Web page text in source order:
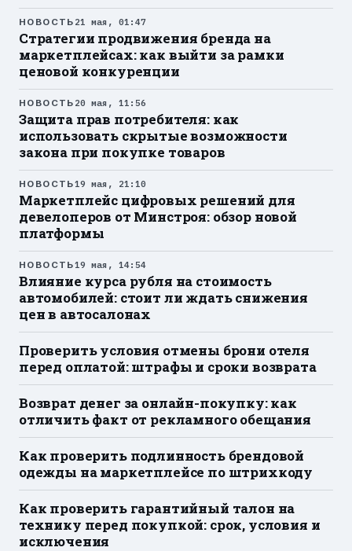
НОВОСТЬ 21 мая, 01:47
Стратегии продвижения бренда на
маркетплейсах: как выйти за рамки
ценовой конкуренции
НОВОСТЬ 20 мая, 11:56
Защита прав потребителя: как
использовать скрытые возможности
закона при покупке товаров
НОВОСТЬ19 мая, 21:10
Маркетплейс цифровых решений для
девелоперов от Минстроя: обзор новой
платформы
НОВОСТЬ19 мая, 14:54
Влияние курса рубля на стоимость
автомобилей: стоит ли ждать снижения
цен в автосалонах
Проверить условия отмены брони отеля
перед оплатой: штрафы и сроки возврата
Возврат денег за онлайн-покупку: как
отличить факт от рекламного обещания
Как проверить подлинность брендовой
одежды на маркетплейсе по штрихкоду
Как проверить гарантийный талон на
технику перед покупкой: срок, условия и
исключения